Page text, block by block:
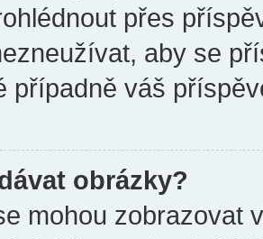
přes
aby se
případně váš
obrázky?
mohou zobrazovat